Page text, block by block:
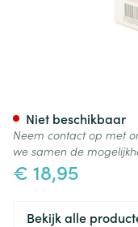
€ 18,95
Niet beschikbaar
Neem contact op met
we samen de
Bekijk alle